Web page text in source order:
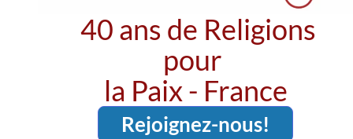
40 ans de Religions
pour
la Paix - France
Rejoignez-nous!